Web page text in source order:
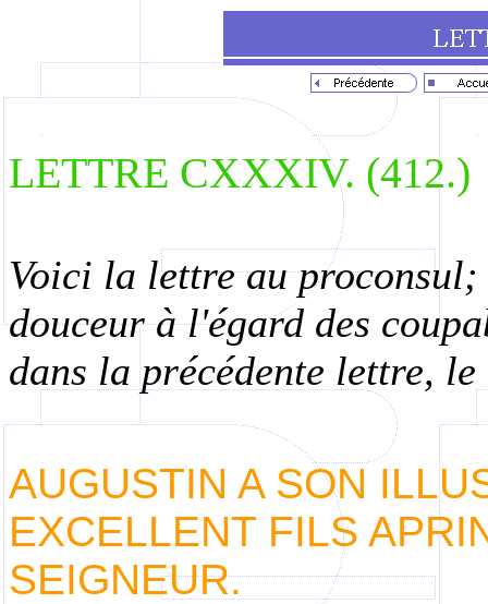
LETTRE CXXXIV. (412.)
Voici la lettre au
douceur à l'égard des
dans la précédente lettre,
AUGUSTIN A SON
EXCELLENT FILS
SEIGNEUR.